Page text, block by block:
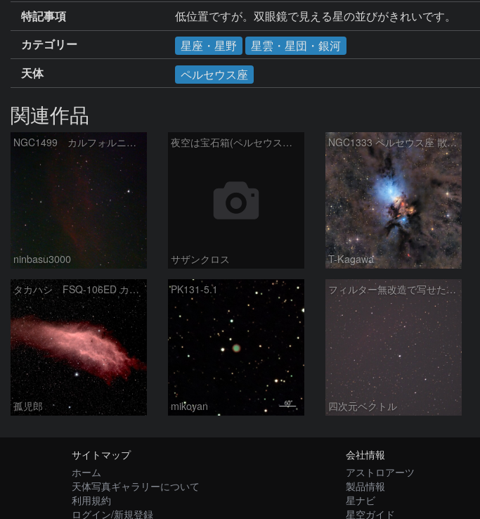
特記事項
低位置ですが。双眼鏡で見える星の並びがきれいです。
カテゴリー
星座・星野
星雲・星団・銀河
天体
ペルセウス座
関連作品
NGC1499 カルフォルニア星雲
ninbasu3000
夜空は宝石箱(ペルセウス座 NGC1491) Seestar50
サザンクロス
NGC1333 ペルセウス座 散光星雲
T-Kagawa
タカハシ FSQ-106ED カリフォルニア星雲
孤児郎
PK131-5.1
mikoyan
フィルター無改造で写せたカリフォルニア星雲
四次元ベクトル
サイトマップ
ホーム
天体写真ギャラリーについて
利用規約
ログイン/新規登録
会社情報
アストロアーツ
製品情報
星ナビ
星空ガイド